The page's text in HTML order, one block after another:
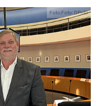
Foto:Foto: DPolG